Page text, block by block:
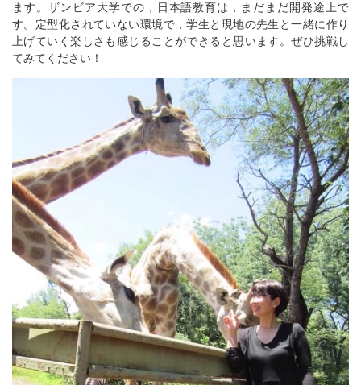
ます。ザンビア大学での，日本語教育は，まだまだ開発途上で
す。定型化されていない環境で，学生と現地の先生と一緒に作り
上げていく楽しさも感じることができると思います。ぜひ挑戦し
てみてください！